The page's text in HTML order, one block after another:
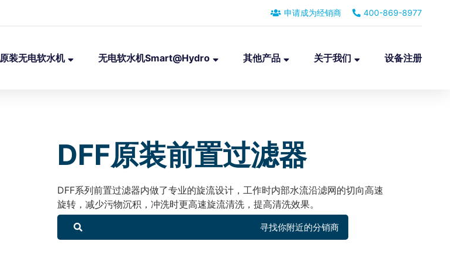
申请成为经销商 400-869-8977
原装无电软水机 无电软水机Smart@Hydro 其他产品 关于我们 设备注册
DFF原装前置过滤器
DFF系列前置过滤器内做了专业的旋流设计，工作时内部水流沿滤网的切向高速
旋转，减少污物沉积，冲洗时更高速旋流清洗，提高清洗效果。
寻找你附近的分销商